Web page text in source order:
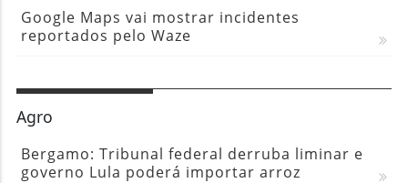
Google Maps vai mostrar incidentes
reportados pelo Waze
Agro
Bergamo: Tribunal federal derruba liminar e
governo Lula poderá importar arroz